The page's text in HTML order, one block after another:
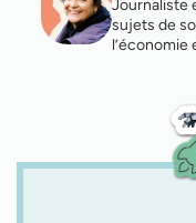
Journaliste
sujets de